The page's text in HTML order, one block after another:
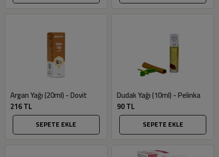
Argan Yağı (20ml) - Dovit
216 TL
SEPETE EKLE
Dudak Yağı (10ml) - Pelinka
90 TL
SEPETE EKLE